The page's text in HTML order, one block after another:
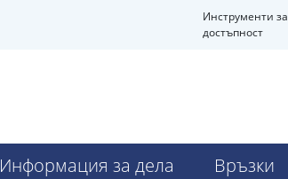
Инструменти за
достъпност
Информация за дела Връзки